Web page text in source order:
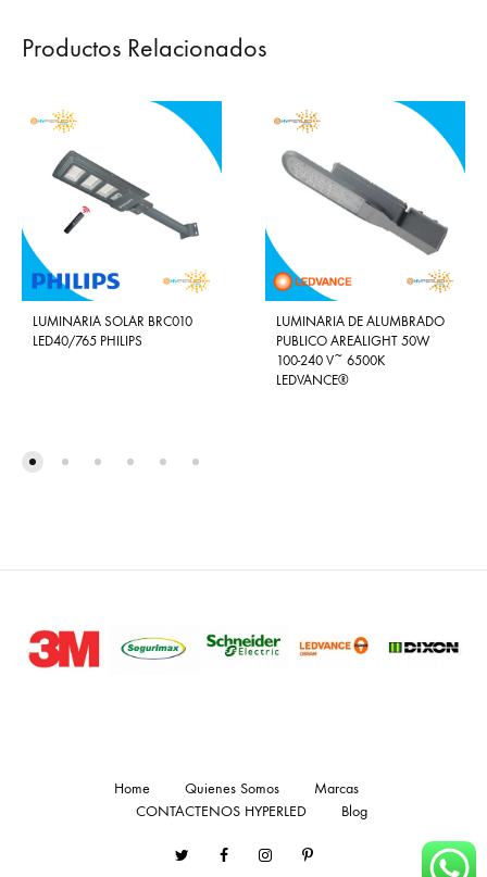
Productos Relacionados
LUMINARIA SOLAR BRC010
LED40/765 PHILIPS
LUMINARIA DE ALUMBRADO
PUBLICO AREALIGHT 50W
100-240 V~ 6500K
LEDVANCE®
Home Quienes Somos
Marcas
CONTACTENOS HYPERLED
Blog
TwitterFacebookInstagramPinterest